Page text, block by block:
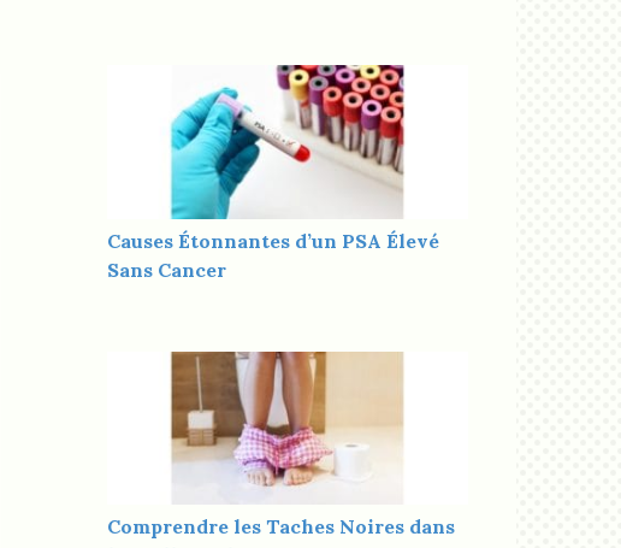
Causes Étonnantes d’un PSA Élevé
Sans Cancer
Comprendre les Taches Noires dans